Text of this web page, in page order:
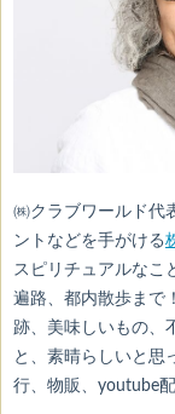
㈱クラブワールド代
ントなどを手がける
スピリチュアルなこ
遍路、都内散歩まで
跡、美味しいもの、
と、素晴らしいと思
行、物販、youtube